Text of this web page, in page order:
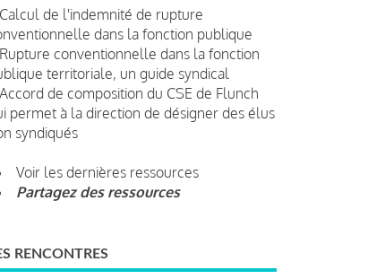
Calcul de l'indemnité de rupture
dans la fonction publique
Rupture conventionnelle dans la fonction
territoriale, un guide syndical
Accord de composition du CSE de Flunch
permet à la direction de désigner des élus
syndiqués
Voir les dernières ressources
Partagez des ressources
RENCONTRES